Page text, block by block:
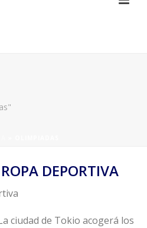
DEPORTIVA
ciudad de Tokio acogerá los